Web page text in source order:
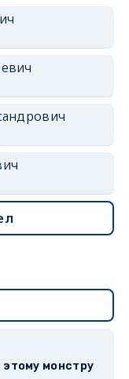
монстру